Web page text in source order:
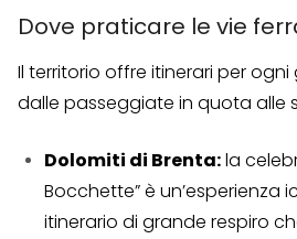
Dove praticare le vie
Il territorio offre itinerari per
dalle passeggiate in quota alle
Dolomiti di Brenta:la
Bocchette” è un’esperienza
itinerario di grande respiro